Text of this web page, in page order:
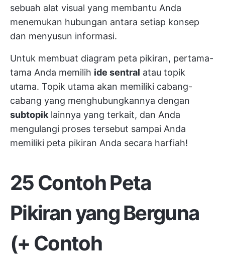
sebuah alat visual yang membantu Anda
menemukan hubungan antara setiap konsep
dan menyusun informasi.
Untuk membuat diagram peta pikiran, pertama-
tama Anda memilih ide sentral atau topik
utama. Topik utama akan memiliki cabang-
cabang yang menghubungkannya dengan
subtopik lainnya yang terkait, dan Anda
mengulangi proses tersebut sampai Anda
memiliki peta pikiran Anda secara harfiah!
25 Contoh Peta
Pikiran yang Berguna
(+ Contoh